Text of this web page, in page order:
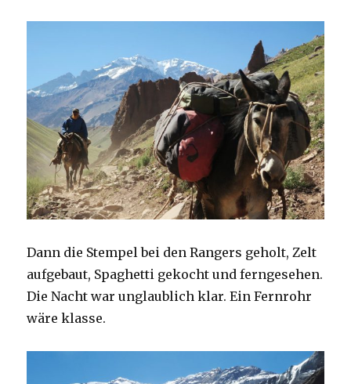
Dann die Stempel bei den Rangers geholt, Zelt
aufgebaut, Spaghetti gekocht und ferngesehen.
Die Nacht war unglaublich klar. Ein Fernrohr
wäre klasse.